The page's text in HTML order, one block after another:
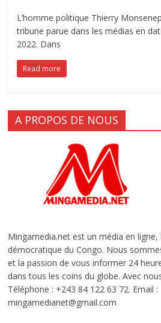
L’homme politique Thierry
tribune parue dans les médias en
2022. Dans
Read more
A PROPOS DE NOUS
Mingamedia.net est un média en ligne,
démocratique du Congo. Nous
et la passion de vous informer 24
dans tous les coins du globe. Avec
Téléphone : +243 84 122 63 72. Email :
mingamedianet@gmail.com